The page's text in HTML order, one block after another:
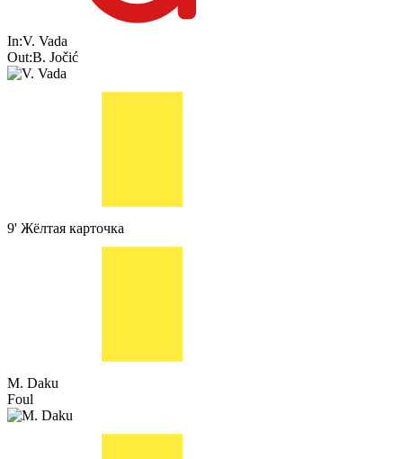
In:V. Vada
Out:B. Jočić
9' Жёлтая карточка
M. Daku
Foul